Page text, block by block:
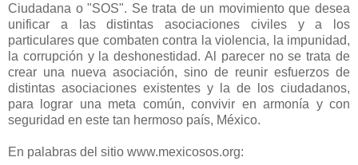
Ciudadana o "SOS". Se trata de un movimiento que desea
unificar a las distintas asociaciones civiles y a los
particulares que combaten contra la violencia, la impunidad,
la corrupción y la deshonestidad. Al parecer no se trata de
crear una nueva asociación, sino de reunir esfuerzos de
distintas asociaciones existentes y la de los ciudadanos,
para lograr una meta común, convivir en armonía y con
seguridad en este tan hermoso país, México.
En palabras del sitio www.mexicosos.org: